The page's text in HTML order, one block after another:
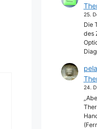
25.
Die
des
24.